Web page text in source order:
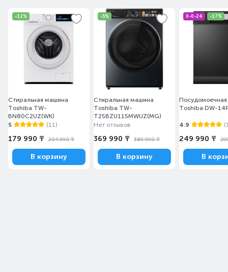
-12%
Стиральная машина
Toshiba TW-
BN80C2UZ(WK)
5
(11)
179 990 ₸ 204 990 ₸
В корзину
-5%
Стиральная машина
Toshiba TW-
T25BZU115MWUZ(MG)
Нет отзывов
369 990 ₸ 389 990 ₸
В корзину
0-0-24 -17%
Toshiba DW-
4.9
249 990 ₸
В